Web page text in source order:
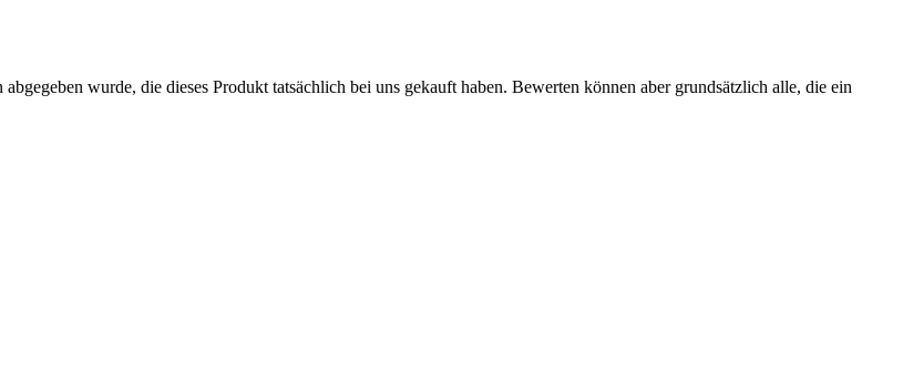
wurde, die dieses Produkt tatsächlich bei uns gekauft haben. Bewerten können aber grundsätzlich alle, die ein